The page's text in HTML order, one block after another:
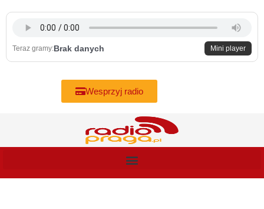
content
Teraz gramy:Brak danych Mini player
Wesprzyj radio